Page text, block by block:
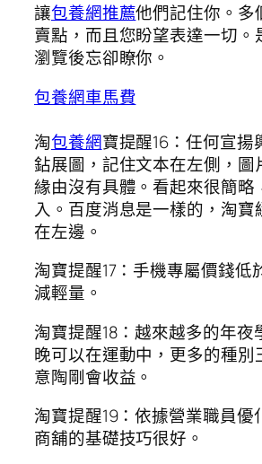
讓包養網推薦他們記住你。多
賣點，而且您盼望表達一切。
瀏覽後忘卻瞭你。
包養網車馬費
淘包養網寶提醒16：任何宣揚
鉆展圖，記住文本在左側，圖
緣由沒有具體。看起來很簡略
入。百度消息是一樣的，淘寶
在左邊。
淘寶提醒17：手機專屬價錢低
減輕量。
淘寶提醒18：越來越多的年夜
晚可以在運動中，更多的種別
意陶剛會收益。
淘寶提醒19：依據營業職員優
商舖的基礎技巧很好。